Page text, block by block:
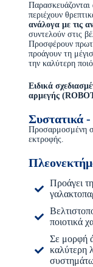
Παρασκευάζονται
περιέχουν
ανάλογα με τις
συντελούν στις
Προσφέρουν
προάγουν τη
την καλύτερη
Ειδικά
αρμεγής
Συστατικά
Προσαρμοσμένη
εκτροφής.
Προάγει
ποιοτικά
Σε μορφή
καλύτερη